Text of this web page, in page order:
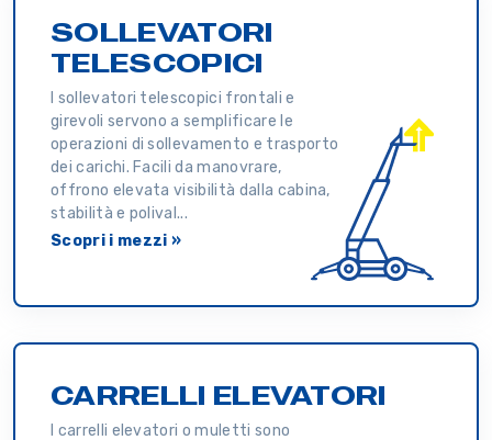
SOLLEVATORI
TELESCOPICI
I sollevatori telescopici frontali e
girevoli servono a semplificare le
operazioni di sollevamento e trasporto
dei carichi. Facili da manovrare,
offrono elevata visibilità dalla cabina,
stabilità e polival...
Scopri i mezzi »
CARRELLI ELEVATORI
I carrelli elevatori o muletti sono